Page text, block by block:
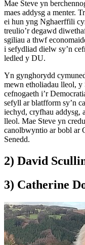
Mae Steve yn
maes addysg a menter.
ei hun yng Nghaerffili
treulio’r degawd
sgiliau a thwf
i sefydliad dielw sy’n
ledled y DU.
Yn gynghorydd
mewn etholiadau lleol, y
cefnogaeth i’r
sefyll ar blatfform sy’n
iechyd, cryfhau addysg,
lleol. Mae Steve yn
canolbwyntio ar bobl ar
Senedd.
2) David
3) Catherine